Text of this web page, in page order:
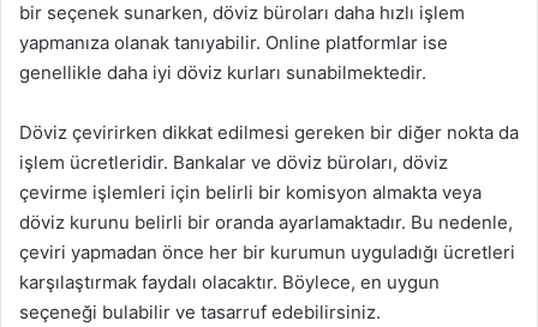
bir seçenek sunarken, döviz büroları daha hızlı işlem
yapmanıza olanak tanıyabilir. Online platformlar ise
genellikle daha iyi döviz kurları sunabilmektedir.
Döviz çevirirken dikkat edilmesi gereken bir diğer nokta da
işlem ücretleridir. Bankalar ve döviz büroları, döviz
çevirme işlemleri için belirli bir komisyon almakta veya
döviz kurunu belirli bir oranda ayarlamaktadır. Bu nedenle,
çeviri yapmadan önce her bir kurumun uyguladığı ücretleri
karşılaştırmak faydalı olacaktır. Böylece, en uygun
seçeneği bulabilir ve tasarruf edebilirsiniz.